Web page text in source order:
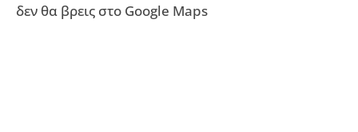
δεν θα βρεις στο Google Maps